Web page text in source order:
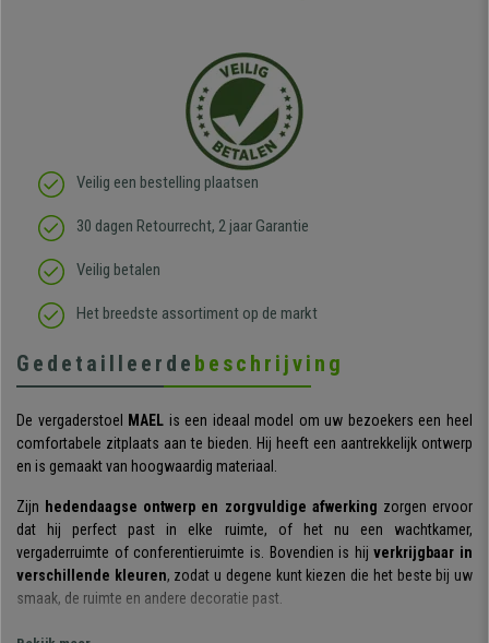
Veilig een bestelling plaatsen
30 dagen Retourrecht, 2 jaar Garantie
Veilig betalen
Het breedste assortiment op de markt
Gedetailleerde beschrijving
De vergaderstoel MAEL is een ideaal model om uw bezoekers een heel
comfortabele zitplaats aan te bieden. Hij heeft een aantrekkelijk ontwerp
en is gemaakt van hoogwaardig materiaal.
Zijn hedendaagse ontwerp en zorgvuldige afwerking zorgen ervoor
dat hij perfect past in elke ruimte, of het nu een wachtkamer,
vergaderruimte of conferentieruimte is. Bovendien is hijverkrijgbaar in
verschillende kleuren, zodat u degene kunt kiezen die het beste bij uw
smaak, de ruimte en andere decoratie past.
Ook qua comfort is deze stoel opmerkelijk. Dankzij de